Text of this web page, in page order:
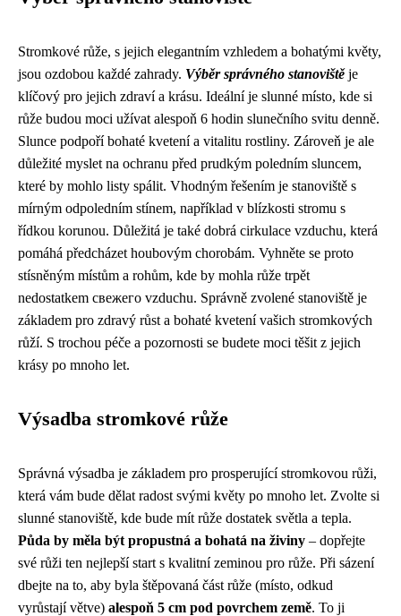
Stromkové růže, s jejich elegantním vzhledem a bohatými květy,
jsou ozdobou každé zahrady. Výběr správného stanovištěje
klíčový pro jejich zdraví a krásu. Ideální je slunné místo, kde si
růže budou moci užívat alespoň 6 hodin slunečního svitu denně.
Slunce podpoří bohaté kvetení a vitalitu rostliny. Zároveň je ale
důležité myslet na ochranu před prudkým poledním sluncem,
které by mohlo listy spálit. Vhodným řešením je stanoviště s
mírným odpoledním stínem, například v blízkosti stromu s
řídkou korunou. Důležitá je také dobrá cirkulace vzduchu, která
pomáhá předcházet houbovým chorobám. Vyhněte se proto
stísněným místům a rohům, kde by mohla růže trpět
nedostatkem свежего vzduchu. Správně zvolené stanoviště je
základem pro zdravý růst a bohaté kvetení vašich stromkových
růží. S trochou péče a pozornosti se budete moci těšit z jejich
krásy po mnoho let.
Výsadba stromkové růže
Správná výsadba je základem pro prosperující stromkovou růži,
která vám bude dělat radost svými květy po mnoho let. Zvolte si
slunné stanoviště, kde bude mít růže dostatek světla a tepla.
Půda by měla být propustná a bohatá na živiny – dopřejte
své růži ten nejlepší start s kvalitní zeminou pro růže. Při sázení
dbejte na to, aby byla štěpovaná část růže (místo, odkud
vyrůstají větve) alespoň 5 cm pod povrchem země. To ji